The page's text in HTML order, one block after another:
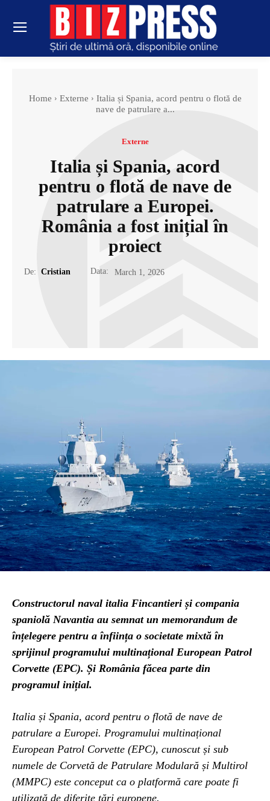
Home Externe
Italia și Spania, acord pentru o flotă de
nave de patrulare a...
Externe
Italia și Spania, acord
pentru o flotă de nave de
patrulare a Europei.
România a fost inițial în
proiect
De: Cristian Data: March 1, 2026
Constructorul naval italia Fincantieri și compania
spaniolă Navantia au semnat un memorandum de
înțelegere pentru a înființa o societate mixtă în
sprijinul programului multinațional European Patrol
Corvette (EPC). Și România făcea parte din
programul inițial.
Italia și Spania, acord pentru o flotă de nave de
patrulare a Europei. Programului multinațional
European Patrol Corvette (EPC), cunoscut și sub
numele de Corvetă de Patrulare Modulară și Multirol
(MMPC) este conceput ca o platformă care poate fi
utilizată de diferite țări europene.